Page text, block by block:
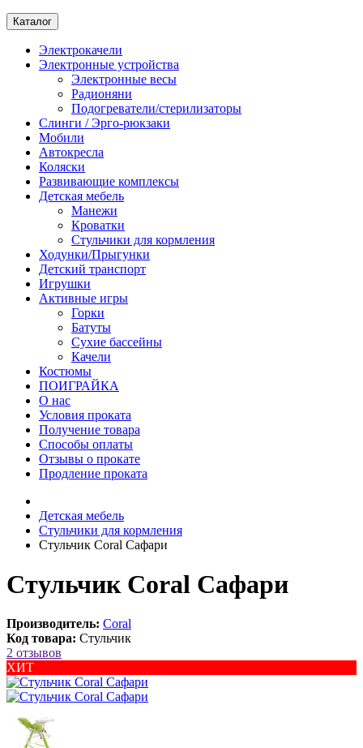
Каталог
Электрокачели
Электронные устройства
Электронные весы
Радионяни
Подогреватели/стерилизаторы
Слинги / Эрго-рюкзаки
Мобили
Автокресла
Коляски
Развивающие комплексы
Детская мебель
Манежи
Кроватки
Стульчики для кормления
Ходунки/Прыгунки
Детский транспорт
Игрушки
Активные игры
Горки
Батуты
Сухие бассейны
Качели
Костюмы
ПОИГРАЙКА
О нас
Условия проката
Получение товара
Способы оплаты
Отзывы о прокате
Продление проката
Детская мебель
Стульчики для кормления
Стульчик Coral Сафари
Стульчик Coral Сафари
Производитель: Coral
Код товара: Стульчик
2 отзывов
ХИТ